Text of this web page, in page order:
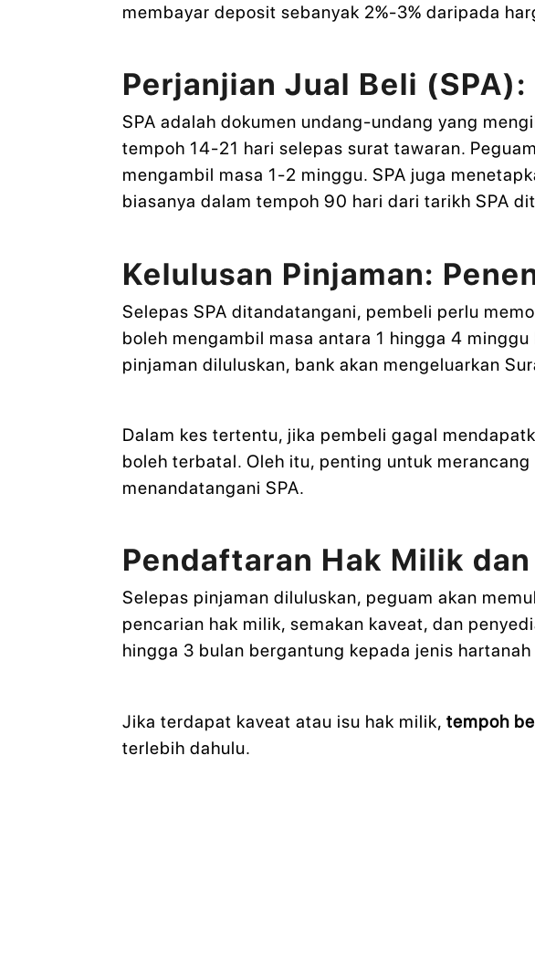
membayar deposit sebanyak 2%-3% daripada
Perjanjian Jual Beli
SPA adalah dokumen undang-undang yang
tempoh 14-21 hari selepas surat tawaran.
mengambil masa 1-2 minggu. SPA juga
biasanya dalam tempoh 90 hari dari tarikh SPA
Kelulusan Pinjaman:
Selepas SPA ditandatangani, pembeli perlu
boleh mengambil masa antara 1 hingga 4
pinjaman diluluskan, bank akan mengeluarkan
Dalam kes tertentu, jika pembeli gagal
boleh terbatal. Oleh itu, penting untuk
menandatangani SPA.
Pendaftaran Hak Milik
Selepas pinjaman diluluskan, peguam akan
pencarian hak milik, semakan kaveat, dan
hingga 3 bulan bergantung kepada jenis
Jika terdapat kaveat atau isu hak milik,tempoh
terlebih dahulu.